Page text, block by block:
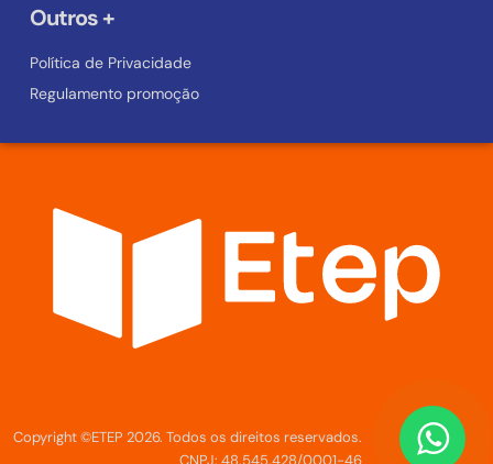
Outros +
Política de Privacidade
Regulamento promoção
Copyright ©ETEP 2026. Todos os direitos reservados.